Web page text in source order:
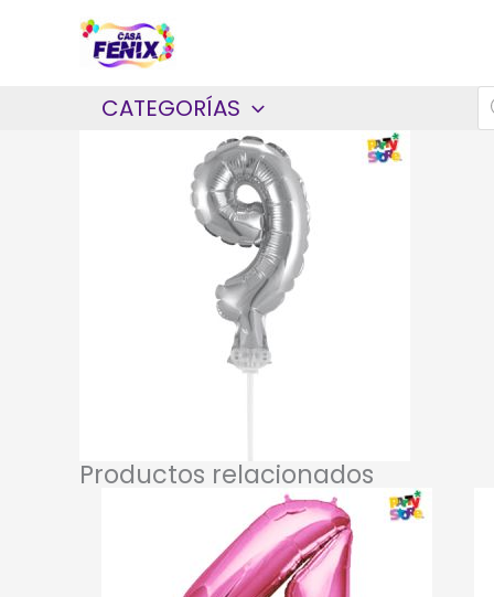
CATEGORÍAS
Productos relacionados